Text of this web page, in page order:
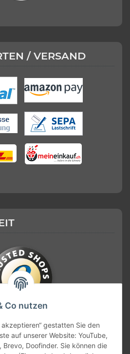
/ VERSAND
Co nutzen
gestatten Sie den
auf unserer Website: YouTube,
Brevo, Doofinder. Sie können die